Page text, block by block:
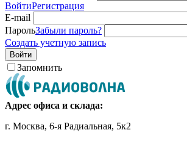
ВойтиРегистрация
E-mail
ПарольЗабыли пароль?
Создать учетную запись
Войти
Запомнить
Адрес офиса и склада:
г. Москва, 6-я Радиальная, 5к2